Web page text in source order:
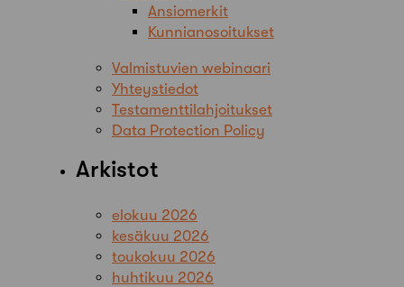
Ansiomerkit
Kunnianosoitukset
Valmistuvien webinaari
Yhteystiedot
Testamenttilahjoitukset
Data Protection Policy
Arkistot
elokuu 2026
kesäkuu 2026
toukokuu 2026
huhtikuu 2026